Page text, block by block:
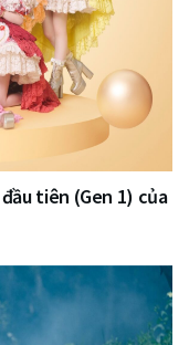
tiên (Gen 1) của